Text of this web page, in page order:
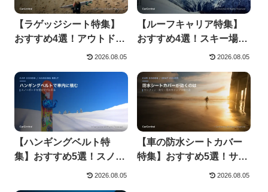
【ラゲッジシート特集】
おすすめ4選！アウトドア
でも車を汚さない 2026.08.05
【ルーフキャリア特集】
おすすめ4選！スキー場に
行く前にチェック 2026.08.05
【ハンギングベルト特
集】おすすめ5選！スノー
ボードを車内収納できる
2026.08.05
【車の防水シートカバー
特集】おすすめ5選！サー
フィンや釣りに便利2026.08.05